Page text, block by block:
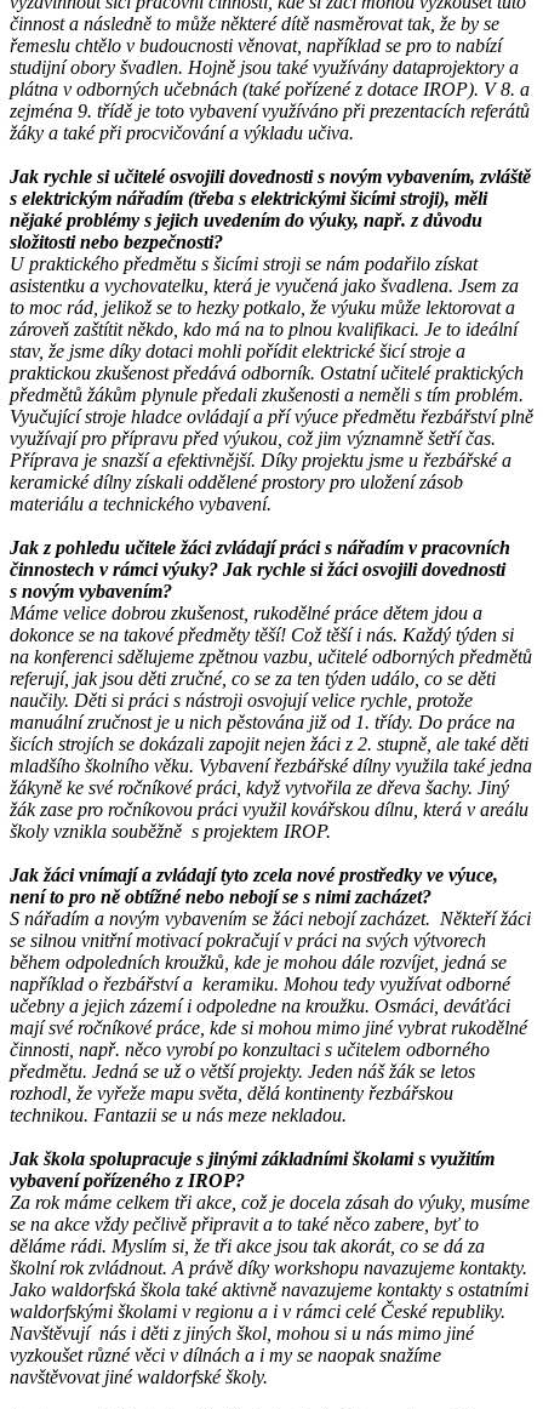
činnost a následně to může některé dítě nasměrovat tak, že by se
řemeslu chtělo v budoucnosti věnovat, například se pro to nabízí
studijní obory švadlen. Hojně jsou také využívány dataprojektory a
plátna v odborných učebnách (také pořízené z dotace IROP). V 8. a
zejména 9. třídě je toto vybavení využíváno při prezentacích referátů
žáky a také při procvičování a výkladu učiva.
Jak rychle si učitelé osvojili dovednosti s novým vybavením, zvláště
s elektrickým nářadím (třeba s elektrickými šicími stroji), měli
nějaké problémy s jejich uvedením do výuky, např. z důvodu
složitosti nebo bezpečnosti?
U praktického předmětu s šicími stroji se nám podařilo získat
asistentku a vychovatelku, která je vyučená jako švadlena. Jsem za
to moc rád, jelikož se to hezky potkalo, že výuku může lektorovat a
zároveň zaštítit někdo, kdo má na to plnou kvalifikaci. Je to ideální
stav, že jsme díky dotaci mohli pořídit elektrické šicí stroje a
praktickou zkušenost předává odborník. Ostatní učitelé praktických
předmětů žákům plynule předali zkušenosti a neměli s tím problém.
Vyučující stroje hladce ovládají a pří výuce předmětu řezbářství plně
využívají pro přípravu před výukou, což jim významně šetří čas.
Příprava je snazší a efektivnější. Díky projektu jsme u řezbářské a
keramické dílny získali oddělené prostory pro uložení zásob
materiálu a technického vybavení.
Jak z pohledu učitele žáci zvládají práci s nářadím v pracovních
činnostech v rámci výuky? Jak rychle si žáci osvojili dovednosti
s novým vybavením?
Máme velice dobrou zkušenost, rukodělné práce dětem jdou a
dokonce se na takové předměty těší! Což těší i nás. Každý týden si
na konferenci sdělujeme zpětnou vazbu, učitelé odborných předmětů
referují, jak jsou děti zručné, co se za ten týden událo, co se děti
naučily. Děti si práci s nástroji osvojují velice rychle, protože
manuální zručnost je u nich pěstována již od 1. třídy. Do práce na
šicích strojích se dokázali zapojit nejen žáci z 2. stupně, ale také děti
mladšího školního věku. Vybavení řezbářské dílny využila také jedna
žákyně ke své ročníkové práci, když vytvořila ze dřeva šachy. Jiný
žák zase pro ročníkovou práci využil kovářskou dílnu, která v areálu
školy vznikla souběžně s projektem IROP.
Jak žáci vnímají a zvládají tyto zcela nové prostředky ve výuce,
není to pro ně obtížné nebo nebojí se s nimi zacházet?
S nářadím a novým vybavením se žáci nebojí zacházet. Někteří žáci
se silnou vnitřní motivací pokračují v práci na svých výtvorech
během odpoledních kroužků, kde je mohou dále rozvíjet, jedná se
například o řezbářství a keramiku. Mohou tedy využívat odborné
učebny a jejich zázemí i odpoledne na kroužku. Osmáci, deváťáci
mají své ročníkové práce, kde si mohou mimo jiné vybrat rukodělné
činnosti, např. něco vyrobí po konzultaci s učitelem odborného
předmětu. Jedná se už o větší projekty. Jeden náš žák se letos
rozhodl, že vyřeže mapu světa, dělá kontinenty řezbářskou
technikou. Fantazii se u nás meze nekladou.
Jak škola spolupracuje s jinými základními školami s využitím
vybavení pořízeného z IROP?
Za rok máme celkem tři akce, což je docela zásah do výuky, musíme
se na akce vždy pečlivě připravit a to také něco zabere, byť to
děláme rádi. Myslím si, že tři akce jsou tak akorát, co se dá za
školní rok zvládnout. A právě díky workshopu navazujeme kontakty.
Jako waldorfská škola také aktivně navazujeme kontakty s ostatními
waldorfskými školami v regionu a i v rámci celé České republiky.
Navštěvují nás i děti z jiných škol, mohou si u nás mimo jiné
vyzkoušet různé věci v dílnách a i my se naopak snažíme
navštěvovat jiné waldorfské školy.